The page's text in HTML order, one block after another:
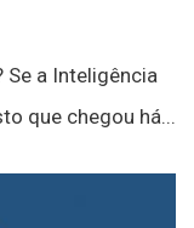
a Inteligência
que chegou há...